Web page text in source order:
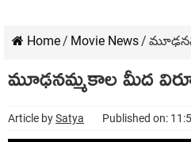
Home/ Movie News/
మూఢనమ్మకాల మీద
Article bySatya Published on: